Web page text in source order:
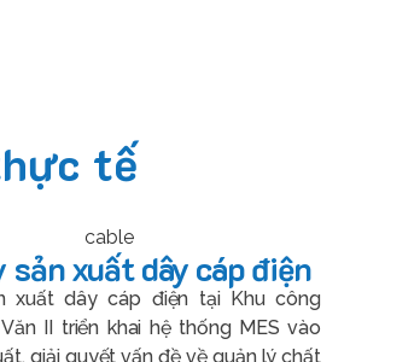
tế
sản xuất dây cáp điện
xuất dây cáp điện tại Khu công
II triển khai hệ thống MES vào
giải quyết vấn đề về quản lý chất